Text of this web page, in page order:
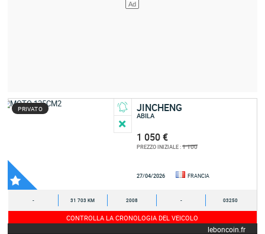
PRIVATO JINCHENG
ABILA
1 050 €
PREZZO INIZIALE :1 100
27/04/2026 FRANCIA
- 31 703 KM 2008 - 03250
CONTROLLA LA CRONOLOGIA DEL VEICOLO
leboncoin.fr